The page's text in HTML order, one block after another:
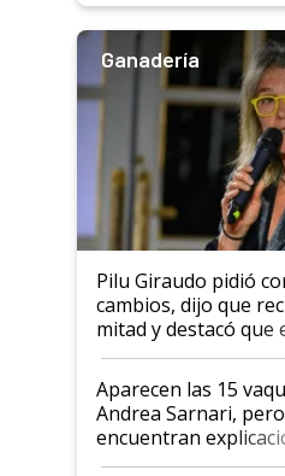
Ganadería
Pilu Giraudo pidió
cambios, dijo que
mitad y destacó que
ser "para unos
mandato muy claro
nacional"
Aparecen las 15
Andrea Sarnari,
encuentran
cómo llegaron allí